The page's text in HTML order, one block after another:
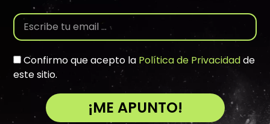
Confirmo que acepto la Política de Privacidadde
este sitio.
¡ME APUNTO!